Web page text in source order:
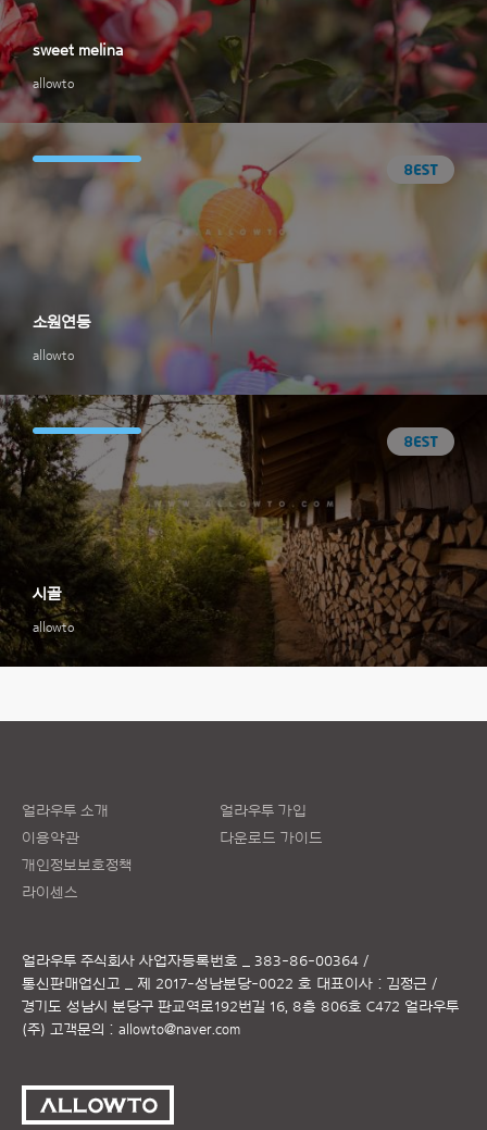
allowto
sweet melina
allowto
소원연등
allowto
시골
얼라우투 소개
이용약관
개인정보보호정책
라이센스
얼라우투 가입
다운로드 가이드
얼라우투 주식회사 사업자등록번호 _ 383-86-00364 /
통신판매업신고 _ 제 2017-성남분당-0022 호 대표이사 : 김정근 /
경기도 성남시 분당구 판교역로192번길 16, 8층 806호 C472 얼라우투
(주) 고객문의 : allowto@naver.com